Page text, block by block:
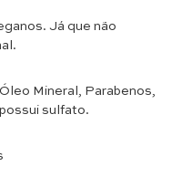
Já que não
Mineral, Parabenos,
sulfato.